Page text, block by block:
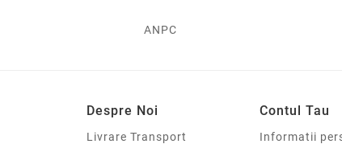
ANPC
Despre Noi
Livrare Transport
Contul Tau
Informatii